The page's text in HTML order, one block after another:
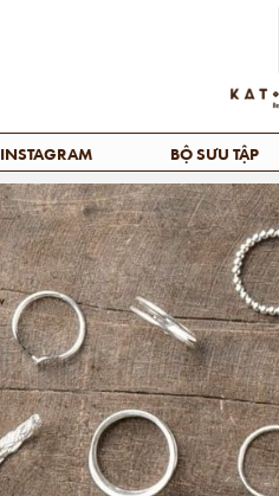
INSTAGRAM BỘ SƯU TẬP